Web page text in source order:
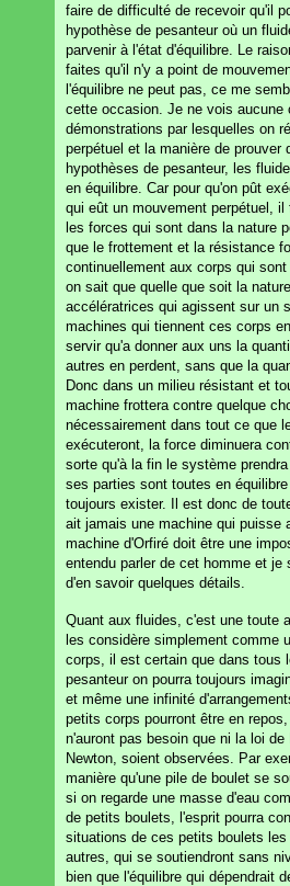
faire de difficulté de recevoir qu'il
hypothèse de pesanteur où un
parvenir à l'état d'équilibre. Le
faites qu'il n'y a point de
l'équilibre ne peut pas, ce me
cette occasion. Je ne vois aucune
démonstrations par lesquelles on
perpétuel et la manière de prouver
hypothèses de pesanteur, les
en équilibre. Car pour qu'on pût
qui eût un mouvement perpétuel, il
les forces qui sont dans la nature
que le frottement et la résistance
continuellement aux corps qui
on sait que quelle que soit la
accélératrices qui agissent sur un
machines qui tiennent ces corps
servir qu'a donner aux uns la
autres en perdent, sans que la
Donc dans un milieu résistant et
machine frottera contre quelque
nécessairement dans tout ce que
exécuteront, la force diminuera
sorte qu'à la fin le système
ses parties sont toutes en
toujours exister. Il est donc de
ait jamais une machine qui puisse
machine d'Orfiré doit être une
entendu parler de cet homme et je
d'en savoir quelques détails.
Quant aux fluides, c'est une toute
les considère simplement comme
corps, il est certain que dans tous
pesanteur on pourra toujours
et même une infinité
petits corps pourront être en
n'auront pas besoin que ni la loi
Newton, soient observées. Par
manière qu'une pile de boulet se
si on regarde une masse d'eau
de petits boulets, l'esprit pourra
situations de ces petits boulets les
autres, qui se soutiendront sans
bien que l'équilibre qui dépendrait